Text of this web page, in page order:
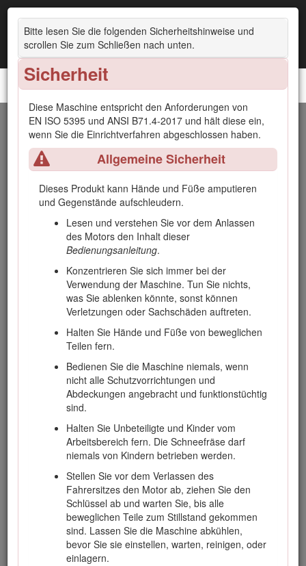
Bitte lesen Sie die folgenden Sicherheitshinweise und
scrollen Sie zum Schließen nach unten.
Sicherheit
Diese Maschine entspricht den Anforderungen von
EN ISO 5395 und ANSI B71.4-2017 und hält diese ein,
wenn Sie die Einrichtverfahren abgeschlossen haben.
Allgemeine Sicherheit
Dieses Produkt kann Hände und Füße amputieren
und Gegenstände aufschleudern.
Lesen und verstehen Sie vor dem Anlassen
des Motors den Inhalt dieser
Bedienungsanleitung.
Konzentrieren Sie sich immer bei der
Verwendung der Maschine. Tun Sie nichts,
was Sie ablenken könnte, sonst können
Verletzungen oder Sachschäden auftreten.
Halten Sie Hände und Füße von beweglichen
Teilen fern.
Bedienen Sie die Maschine niemals, wenn
nicht alle Schutzvorrichtungen und
Abdeckungen angebracht und funktionstüchtig
sind.
Halten Sie Unbeteiligte und Kinder vom
Arbeitsbereich fern. Die Schneefräse darf
niemals von Kindern betrieben werden.
Stellen Sie vor dem Verlassen des
Fahrersitzes den Motor ab, ziehen Sie den
Schlüssel ab und warten Sie, bis alle
beweglichen Teile zum Stillstand gekommen
sind. Lassen Sie die Maschine abkühlen,
bevor Sie sie einstellen, warten, reinigen, oder
einlagern.
Zugmaschine Greensmaster® 3420 TriFlex®
Einführung
Dieser Aufsitzgrünsmäher mit Messerspindeln sollte nur von
geschulten Facharbeitern in gewerblichen Anwendungen
eingesetzt werden. Er ist hauptsächlich für das Mähen von
Gras auf gepflegten Grünflächen gedacht. Wenn dieses
für Bediener und andere Personen gefährlich sein.
Lesen Sie diese Informationen sorgfältig durch, um sich mit
Geräts vertraut zu machen und Verletzungen und eine
Beschädigung des Geräts zu vermeiden. Sie tragen die
Verantwortung für einen ordnungsgemäßen und sicheren
Einsatz des Geräts.
Besuchen Sie www.Toro.com für weitere Informationen,
einschließlich Sicherheitstipps, Schulungsunterlagen,
Zubehörinformationen, Standort eines Händlers oder
Registrierung des Produkts.
Wenden Sie sich grundsätzlich an einen offiziellen Toro-
Vertragshändler, wenn Sie eine Serviceleistung,
Originalersatzteile von Toro oder weitere Informationen
benötigen. Haben Sie dafür die Modell- und Seriennummern
der Maschine griffbereit. Bild1zeigt die Position der Modell-
Modell- und Seriennummern des Geräts ein.
Important: Scannen Sie mit Ihrem Mobilgerät den QR-
Code auf dem Seriennummernaufkleber (falls
vorhanden), um auf Garantie-, Ersatzteil- oder andere
Produktinformationen zuzugreifen.